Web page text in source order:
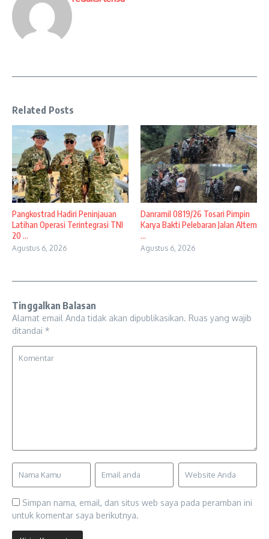
Related Posts
Pangkostrad Hadiri Peninjauan
Latihan Operasi Terintegrasi TNI
20 ...
Agustus 6, 2026
Danramil 0819/26 Tosari Pimpin
Karya Bakti Pelebaran Jalan Altern
...
Agustus 6, 2026
Tinggalkan Balasan
Alamat email Anda tidak akan dipublikasikan. Ruas yang wajib
ditandai *
Simpan nama, email, dan situs web saya pada peramban ini
untuk komentar saya berikutnya.